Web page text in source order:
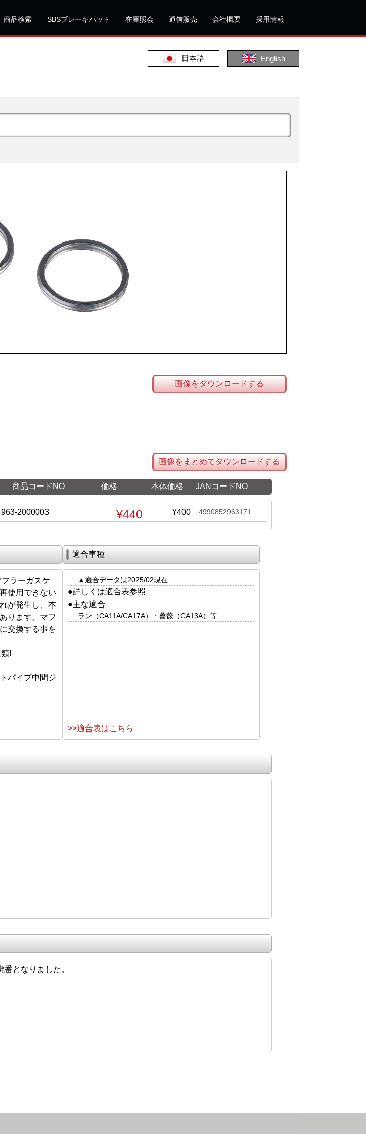
商品検索 SBSブレーキパット 在庫照会 通信販売 会社概要 採用情報
日本語 English
画像をダウンロードする
画像をまとめてダウンロードする
商品コードNO 価格 本体価格 JANコードNO
963-2000003 ¥440 ¥400 4990852963171
ラーガスケ
使用できない
が発生し、本
ります。マフ
交換する事を
!
パイプ中間ジ
適合車種
▲適合データは2025/02現在
●詳しくは適合表参照
●主な適合
ラン（CA11A/CA17A）・薔薇（CA13A）等
>>適合表はこちら
となりました。